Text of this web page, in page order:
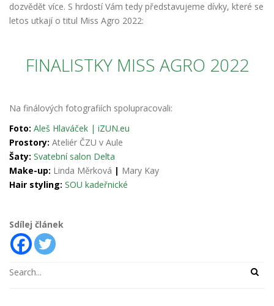
dozvědět více. S hrdostí Vám tedy představujeme dívky, které se
letos utkají o titul Miss Agro 2022:
FINALISTKY MISS AGRO 2022
Na finálových fotografiích spolupracovali:
Foto: Aleš Hlaváček | iZUN.eu
Prostory: Ateliér ČZU v Aule
Šaty: Svatební salon Delta
Make-up: Linda Měrková | Mary Kay
Hair styling: SOU kadeřnické
Sdílej článek